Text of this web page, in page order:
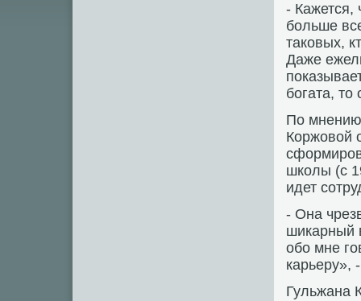
- Кажется,
больше
таковых,
Даже
богата,
По мнению
Коржовой
школы (с
идет
- Она
шикарный
обо мне
карьеру»,
Гульжана